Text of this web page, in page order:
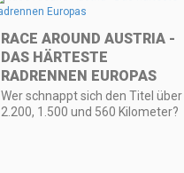
RACE AROUND AUSTRIA -
DAS HÄRTESTE
RADRENNEN EUROPAS
Wer schnappt sich den Titel über
2.200, 1.500 und 560 Kilometer?